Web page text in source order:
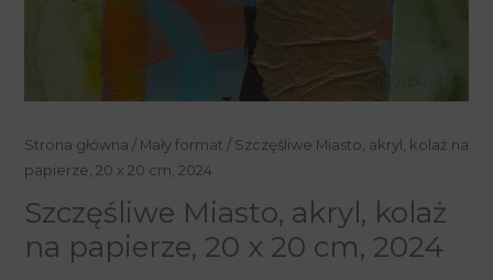
Strona główna / Mały format / Szczęśliwe Miasto, akryl, kolaż na
papierze, 20 x 20 cm, 2024
Szczęśliwe Miasto, akryl, kolaż
na papierze, 20 x 20 cm, 2024
ilość
Szczęśliwe
akryl,
kolaż